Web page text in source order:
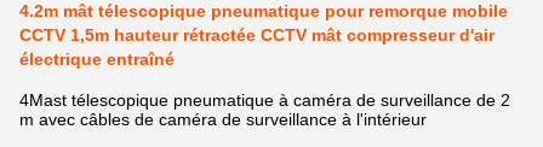
4.2m mât télescopique pneumatique pour remorque mobile
CCTV 1,5m hauteur rétractée CCTV mât compresseur d'air
électrique entraîné
4Mast télescopique pneumatique à caméra de surveillance de 2
m avec câbles de caméra de surveillance à l'intérieur